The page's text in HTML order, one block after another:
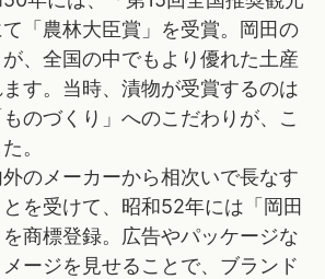
「農林大臣賞」を受賞。岡田の
が、全国の中でもより優れた土産
す。当時、漬物が受賞するのは
のづくり」へのこだわりが、こ
。
のメーカーから相次いで長なす
を受けて、昭和52年には「岡田
商標登録。広告やパッケージな
ージを見せることで、ブランド